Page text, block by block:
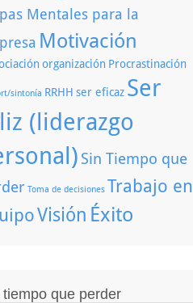
Mentales para la
Motivación
organización Procrastinación
sintonía RRHH ser eficaz Ser
(liderazgo
Sin Tiempo que
Toma de decisiones Trabajo en
Visión Éxito
tiempo que perder